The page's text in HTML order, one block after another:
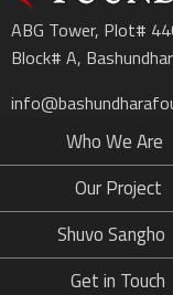
ABG Tower, Plot#
Block# A,
Who We Are
Our Project
Shuvo Sangho
Get in Touch